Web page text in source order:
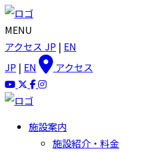
MENU
アクセス JP | EN
JP | EN アクセス
施設案内
施設紹介・料金